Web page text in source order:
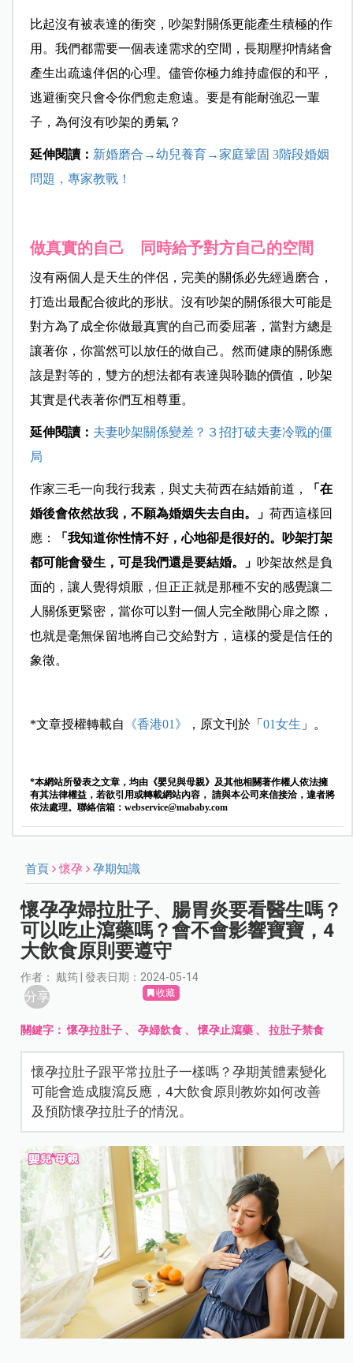
比起沒有被表達的衝突，吵架對關係更能產生積極的作
用。我們都需要一個表達需求的空間，長期壓抑情緒會
產生出疏遠伴侶的心理。儘管你極力維持虛假的和平，
逃避衝突只會令你們愈走愈遠。要是有能耐強忍一輩
子，為何沒有吵架的勇氣？
延伸閱讀： 新婚磨合→幼兒養育→家庭鞏固 3階段婚姻
問題，專家教戰！
做真實的自己 同時給予對方自己的空間
沒有兩個人是天生的伴侶，完美的關係必先經過磨合，
打造出最配合彼此的形狀。沒有吵架的關係很大可能是
對方為了成全你做最真實的自己而委屈著，當對方總是
讓著你，你當然可以放任的做自己。然而健康的關係應
該是對等的，雙方的想法都有表達與聆聽的價值，吵架
其實是代表著你們互相尊重。
延伸閱讀： 夫妻吵架關係變差？３招打破夫妻冷戰的僵
局
作家三毛一向我行我素，與丈夫荷西在結婚前道，
「在
婚後會依然故我，不願為婚姻失去自由。」 荷西這樣回
應：
「我知道你性情不好，心地卻是很好的。吵架打架
都可能會發生，可是我們還是要結婚。」 吵架故然是負
面的，讓人覺得煩厭，但正正就是那種不安的感覺讓二
人關係更緊密，當你可以對一個人完全敞開心扉之際，
也就是毫無保留地將自己交給對方，這樣的愛是信任的
象徵。
*文章授權轉載自 《香港01》 ，原文刊於「 01女生 」。
*本網站所發表之文章，均由《嬰兒與母親》及其他相關著作權人依法擁
有其法律權益，若欲引用或轉載網站內容， 請與本公司來信接洽，違者將
依法處理。聯絡信箱： webservice@mababy.com
首頁 懷孕 孕期知識
懷孕孕婦拉肚子、腸胃炎要看醫生嗎？
可以吃止瀉藥嗎？會不會影響寶寶，4
大飲食原則要遵守
作者： 戴筠 | 發表日期：2024-05-14
分享 收藏
關鍵字：懷孕拉肚子 、孕婦飲食 、懷孕止瀉藥 、拉肚子禁食
懷孕拉肚子跟平常拉肚子一樣嗎？孕期黃體素變化
可能會造成腹瀉反應，4大飲食原則教妳如何改善
及預防懷孕拉肚子的情況。